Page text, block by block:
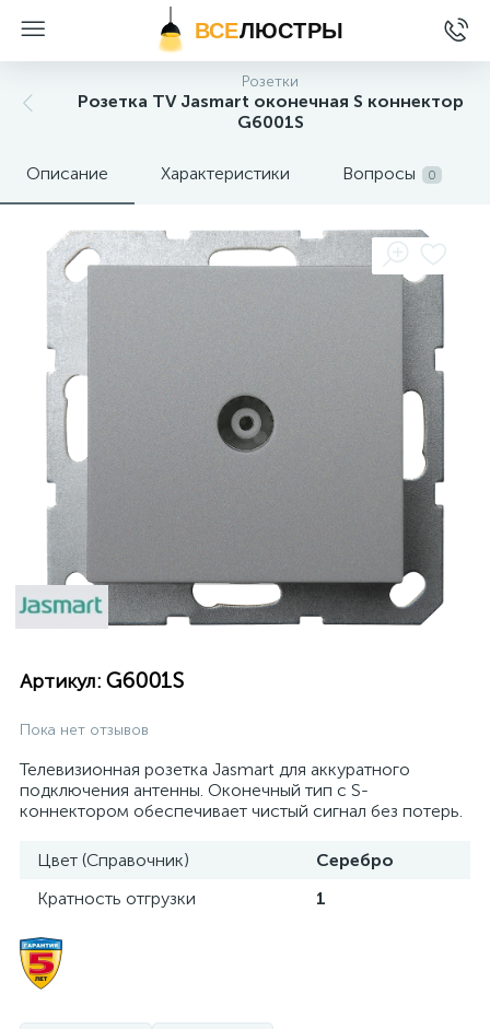
ВСЕЛЮСТРЫ
Розетки
Розетка TV Jasmart оконечная S коннектор
G6001S
Описание Характеристики Вопросы 0
Артикул: G6001S
Пока нет отзывов
Телевизионная розетка Jasmart для аккуратного
подключения антенны. Оконечный тип с S-
коннектором обеспечивает чистый сигнал без потерь.
Цвет (Справочник)
Серебро
Кратность отгрузки
1